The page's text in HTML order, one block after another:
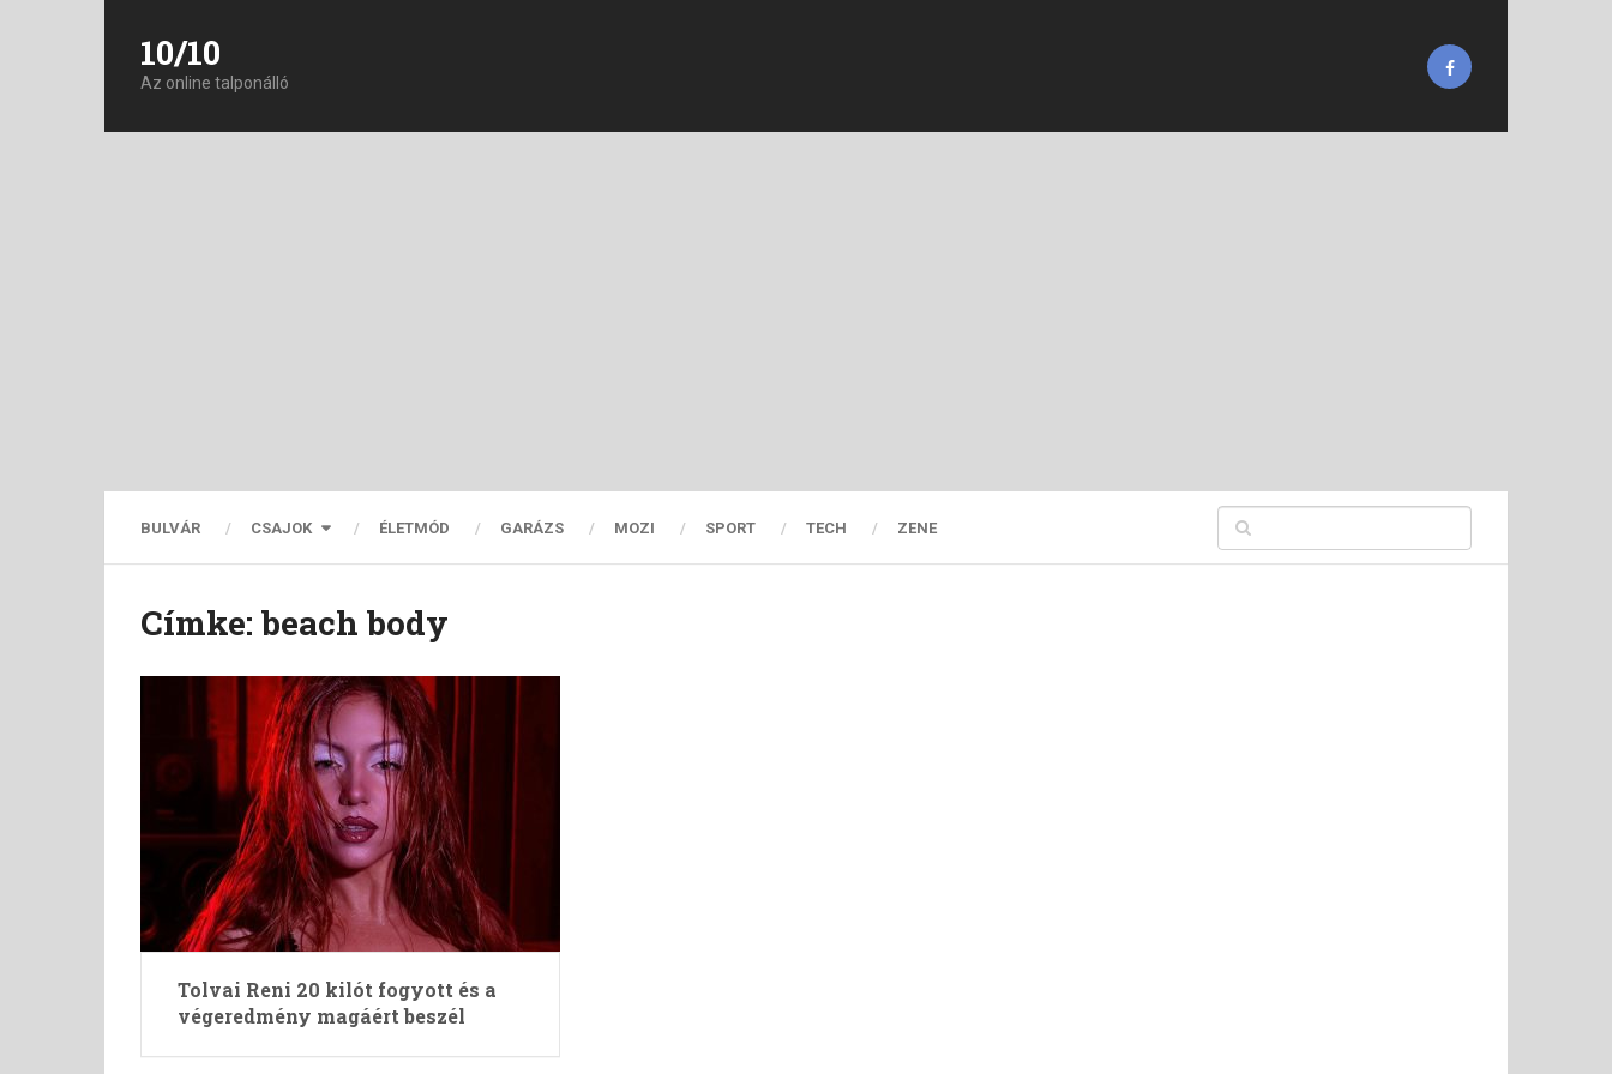
10/10
Az online talponálló
BULVÁR CSAJOK ÉLETMÓD GARÁZS MOZI SPORT TECH ZENE
Címke: beach body
Tolvai Reni 20 kilót fogyott és a
végeredmény magáért beszél